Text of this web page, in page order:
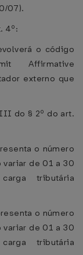
07).
4º:
o código
Affirmative
externo que
do § 2º do art.
o número
de 01 a 30
tributária
o número
de 01 a 30
tributária